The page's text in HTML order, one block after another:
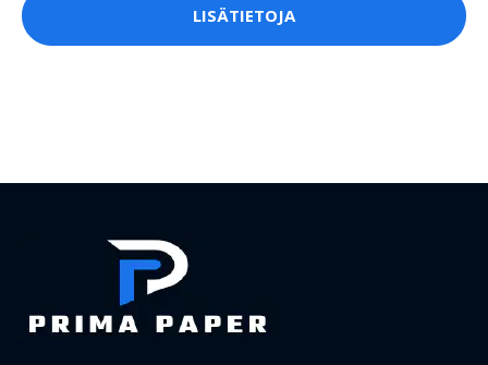
LISÄTIETOJA